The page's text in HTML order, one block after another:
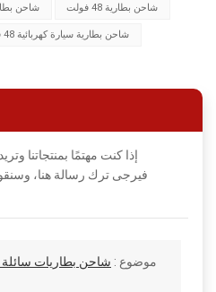
شاحن بطارية 48 فولت 30 أمبير شاحن بطارية 48 فولت
شاحن بطارية سيارة كهربائية 48 فولت
إذا كنت مهتمًا بمنتجاتنا
فيرجى ترك رسالة هنا،
موضوع :